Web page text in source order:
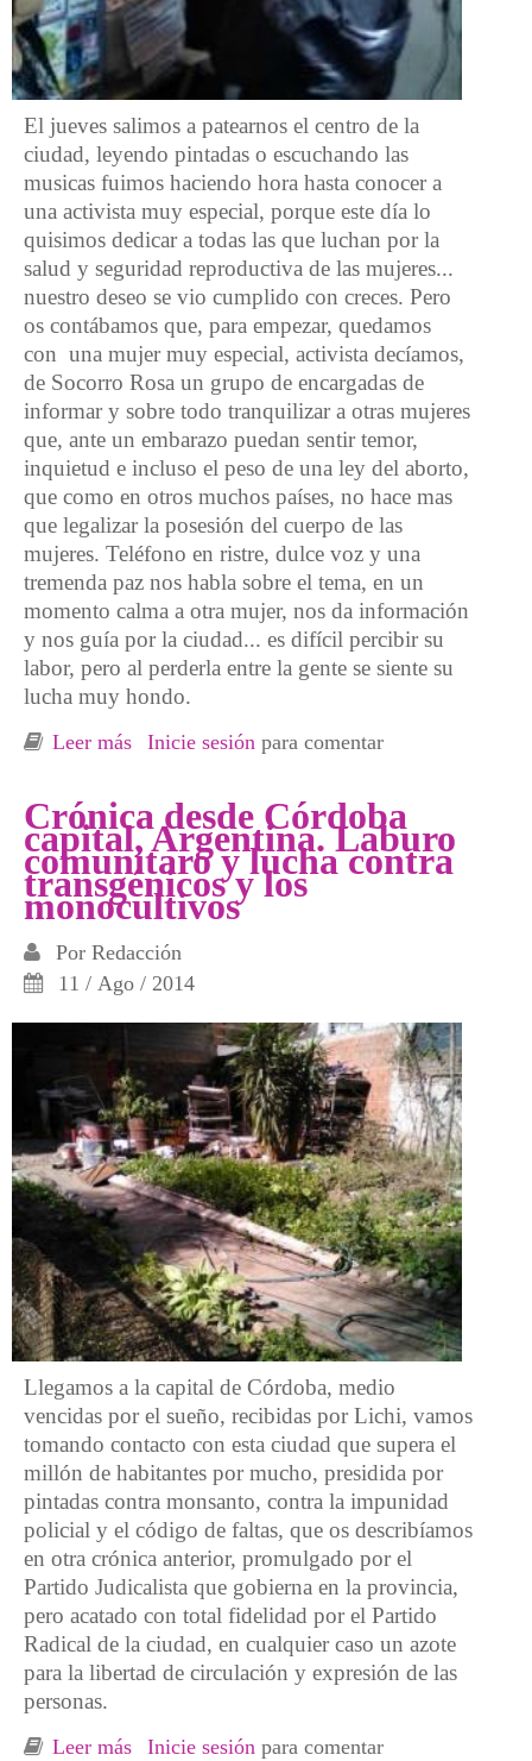
El jueves salimos a patearnos el centro de la
ciudad, leyendo pintadas o escuchando las
musicas fuimos haciendo hora hasta conocer a
una activista muy especial, porque este día lo
quisimos dedicar a todas las que luchan por la
salud y seguridad reproductiva de las mujeres...
nuestro deseo se vio cumplido con creces. Pero
os contábamos que, para empezar, quedamos
con una mujer muy especial, activista decíamos,
de Socorro Rosa un grupo de encargadas de
informar y sobre todo tranquilizar a otras mujeres
que, ante un embarazo puedan sentir temor,
inquietud e incluso el peso de una ley del aborto,
que como en otros muchos países, no hace mas
que legalizar la posesión del cuerpo de las
mujeres. Teléfono en ristre, dulce voz y una
tremenda paz nos habla sobre el tema, en un
momento calma a otra mujer, nos da información
y nos guía por la ciudad... es difícil percibir su
labor, pero al perderla entre la gente se siente su
lucha muy hondo.
Leer más sobre Crónica desde Córdoba, Argentina.
proyectos
Inicie sesión para comentar
Crónica desde Córdoba
capital, Argentina. Laburo
comunitaro y lucha contra
transgénicos y los
monocultivos
Por Redacción
11 / Ago / 2014
Llegamos a la capital de Córdoba, medio
vencidas por el sueño, recibidas por Lichi, vamos
tomando contacto con esta ciudad que supera el
millón de habitantes por mucho, presidida por
pintadas contra monsanto, contra la impunidad
policial y el código de faltas, que os describíamos
en otra crónica anterior, promulgado por el
Partido Judicalista que gobierna en la provincia,
pero acatado con total fidelidad por el Partido
Radical de la ciudad, en cualquier caso un azote
para la libertad de circulación y expresión de las
personas.
Leer más sobre Crónica desde Córdoba capital,
Inicie sesión para comentar